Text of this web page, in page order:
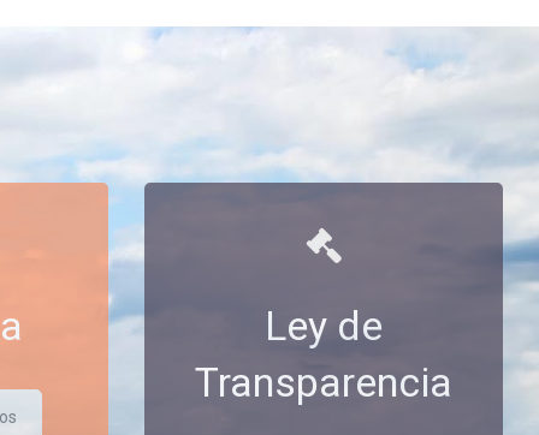
Ley de
Transparencia